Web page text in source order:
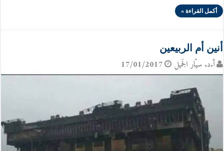
أكمل القراءة »
أنين أم الربيعين
أ.د. سيّار الجَميل 17/01/2017